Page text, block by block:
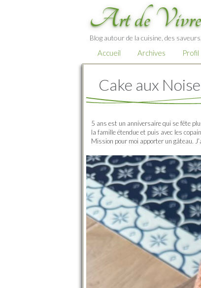
Art de Vivre
Blog autour de la cuisine, des
Accueil Archives Profil
Cake aux
5 ans est un anniversaire qui se fête
la famille étendue et puis avec les
Mission pour moi apporter un gâteau.